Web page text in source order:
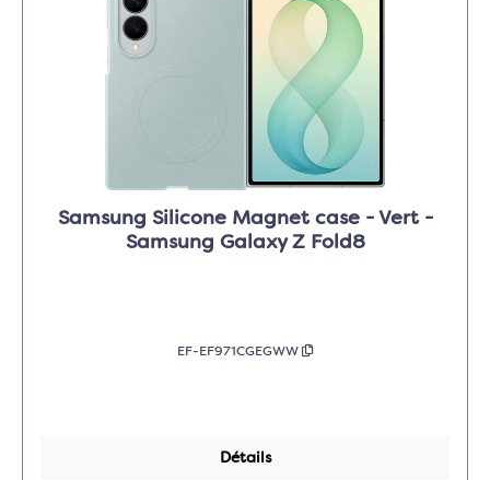
Samsung Silicone Magnet case - Vert -
Samsung Galaxy Z Fold8
EF-EF971CGEGWW
Détails